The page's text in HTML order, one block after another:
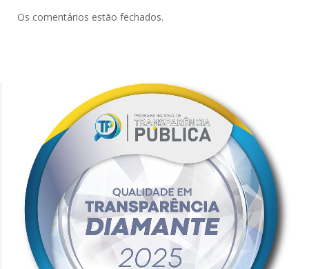
Os comentários estão fechados.